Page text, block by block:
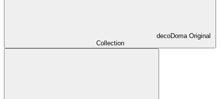
decoDoma Original
Collection